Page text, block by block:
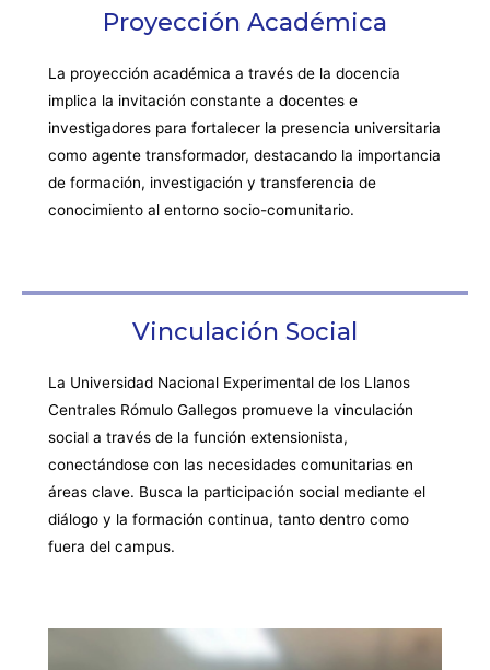
Proyección Académica
La proyección académica a través de la docencia
implica la invitación constante a docentes e
investigadores para fortalecer la presencia universitaria
como agente transformador, destacando la importancia
de formación, investigación y transferencia de
conocimiento al entorno socio-comunitario.
Vinculación Social
La Universidad Nacional Experimental de los Llanos
Centrales Rómulo Gallegos promueve la vinculación
social a través de la función extensionista,
conectándose con las necesidades comunitarias en
áreas clave. Busca la participación social mediante el
diálogo y la formación continua, tanto dentro como
fuera del campus.